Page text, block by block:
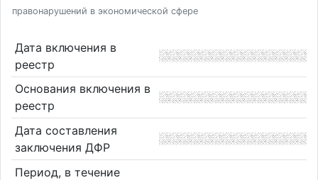
правонарушений в экономической сфере
Дата включения в
реестр
Основания включения в
реестр
Дата составления
заключения ДФР
Период, в течение